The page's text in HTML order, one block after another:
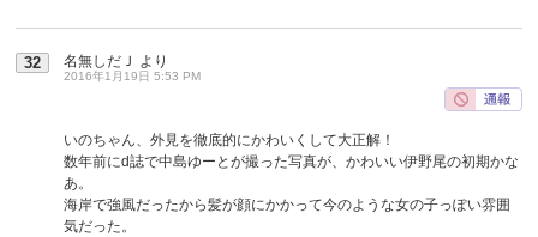
32 名無しだＪ より
2016年1月19日 5:53 PM
いのちゃん、外見を徹底的にかわいくして大正解！
数年前にd誌で中島ゆーとが撮った写真が、かわいい伊野尾の初期かな
あ。
海岸で強風だったから髪が顔にかかって今のような女の子っぽい雰囲
気だった。